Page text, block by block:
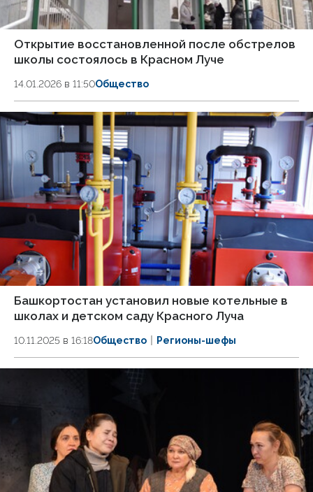
Открытие восстановленной после обстрелов
школы состоялось в Красном Луче
14.01.2026 в 11:50Общество
Башкортостан установил новые котельные в
школах и детском саду Красного Луча
10.11.2025 в 16:18Общество Регионы-шефы